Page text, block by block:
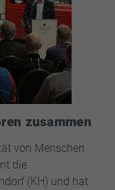
zusammen
von Menschen
die
(KH) und hat